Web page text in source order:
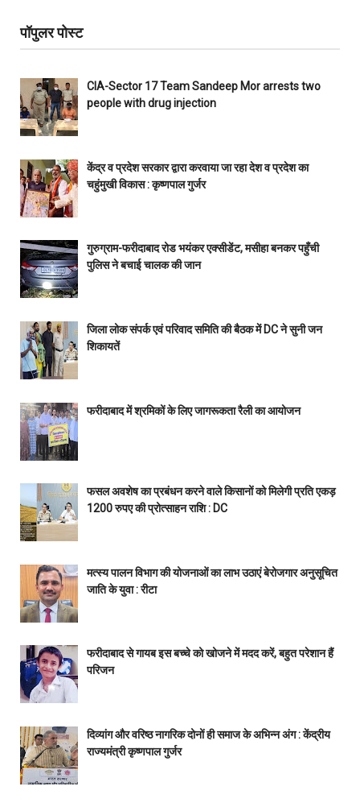
पॉपुलर पोस्ट
CIA-Sector 17 Team Sandeep Mor arrests two
people with drug injection
केंद्र व प्रदेश सरकार द्वारा करवाया जा रहा देश व प्रदेश का
चहुंमुखी विकास : कृष्णपाल गुर्जर
गुरुग्राम-फरीदाबाद रोड भयंकर एक्सीडेंट, मसीहा बनकर पहुँची
पुलिस ने बचाई चालक की जान
जिला लोक संपर्क एवं परिवाद समिति की बैठक में DC ने सुनी जन
शिकायतें
फरीदाबाद में श्रमिकों के लिए जागरूकता रैली का आयोजन
फसल अवशेष का प्रबंधन करने वाले किसानों को मिलेगी प्रति एकड़
1200 रुपए की प्रोत्साहन राशि : DC
मत्स्य पालन विभाग की योजनाओं का लाभ उठाएं बेरोजगार अनुसूचित
जाति के युवा : रीटा
फरीदाबाद से गायब इस बच्चे को खोजने में मदद करें, बहुत परेशान हैं
परिजन
दिव्यांग और वरिष्ठ नागरिक दोनों ही समाज के अभिन्न अंग : केंद्रीय
राज्यमंत्री कृष्णपाल गुर्जर